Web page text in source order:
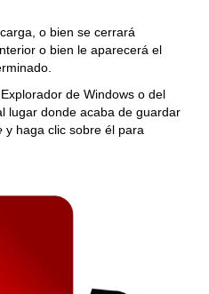
o bien se cerrará
o bien le aparecerá el
de Windows o del
lugar donde acaba de guardar
y haga clic sobre él para